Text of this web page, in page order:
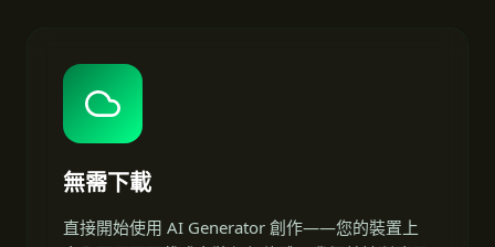
無需下載
直接開始使用 AI Generator 創作——您的裝置上